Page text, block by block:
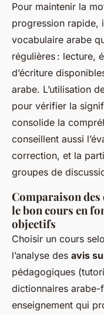
Pour maintenir la
progression rapide,
vocabulaire arabe
régulières : lecture,
d’écriture
arabe. L’utilisation
pour vérifier la
consolide la
conseillent aussi
correction, et la
groupes de
Comparaison
le bon cours en
objectifs
Choisir un cours
l’analyse des avis
pédagogiques
dictionnaires
enseignement qui